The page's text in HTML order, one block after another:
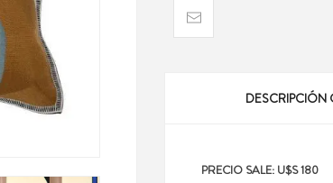
DESCRIPCIÓN
PRECIO SALE: U$S 180